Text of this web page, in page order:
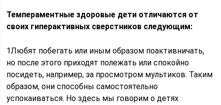
Темпераментные здоровые дети отличаются от
своих гиперактивных сверстников следующим:
1Любят побегать или иным образом поактивничать,
но после этого приходят полежать или спокойно
посидеть, например, за просмотром мультиков. Таким
образом, они способны самостоятельно
успокаиваться. Но здесь мы говорим о детях